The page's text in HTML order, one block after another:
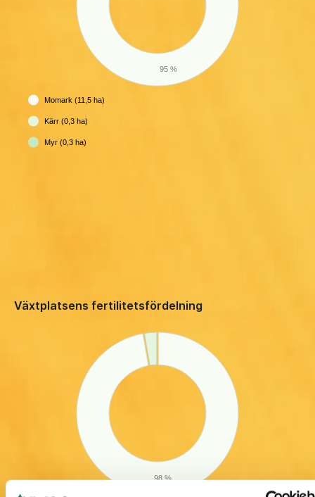
95 %
Momark (11,5 ha)
Kärr (0,3 ha)
Myr (0,3 ha)
Växtplatsens fertilitetsfördelning
98 %